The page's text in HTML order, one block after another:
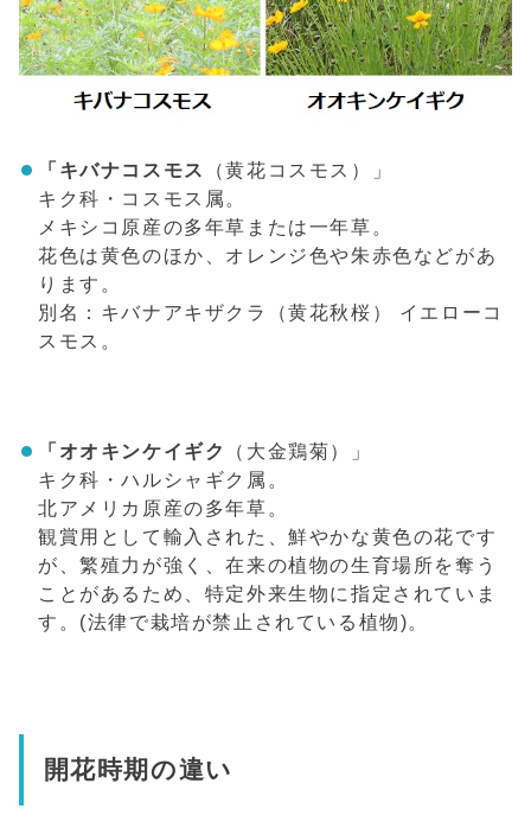
「キバナコスモス
（黄花コスモス）」
キク科・コスモス属。
メキシコ原産の多年草または一年草。
花色は黄色のほか、オレンジ色や朱赤色などがあ
ります。
別名：キバナアキザクラ（黄花秋桜） イエローコ
スモス。
「オオキンケイギク
（大金鶏菊）」
キク科・ハルシャギク属。
北アメリカ原産の多年草。
観賞用として輸入された、鮮やかな黄色の花です
が、繁殖力が強く、在来の植物の生育場所を奪う
ことがあるため、特定外来生物に指定されていま
す。(法律で栽培が禁止されている植物)。
開花時期の違い